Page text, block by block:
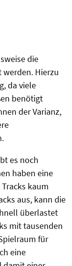
die
Hierzu
da viele
benötigt
der Varianz,
es noch
haben eine
kaum
aus, kann die
überlastet
mit tausenden
für
eine